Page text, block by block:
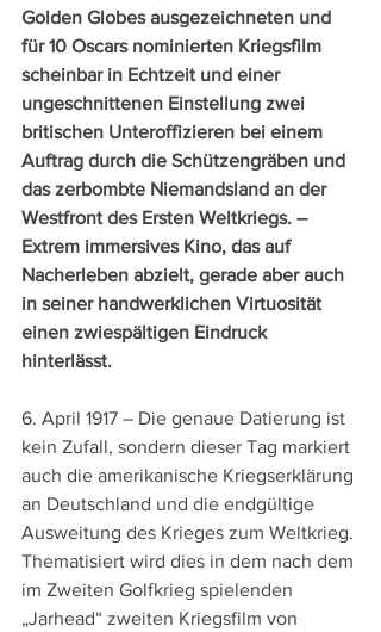
Golden Globes ausgezeichneten und
für 10 Oscars nominierten Kriegsfilm
scheinbar in Echtzeit und einer
ungeschnittenen Einstellung zwei
britischen Unteroffizieren bei einem
Auftrag durch die Schützengräben und
das zerbombte Niemandsland an der
Westfront des Ersten Weltkriegs. –
Extrem immersives Kino, das auf
Nacherleben abzielt, gerade aber auch
in seiner handwerklichen Virtuosität
einen zwiespältigen Eindruck
hinterlässt.
6. April 1917 – Die genaue Datierung ist
kein Zufall, sondern dieser Tag markiert
auch die amerikanische Kriegserklärung
an Deutschland und die endgültige
Ausweitung des Krieges zum Weltkrieg.
Thematisiert wird dies in dem nach dem
im Zweiten Golfkrieg spielenden
„Jarhead“ zweiten Kriegsfilm von